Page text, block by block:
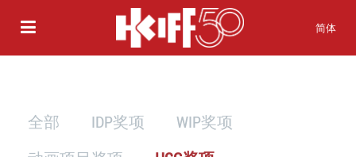
简体
全部 IDP奖项
WIP奖项